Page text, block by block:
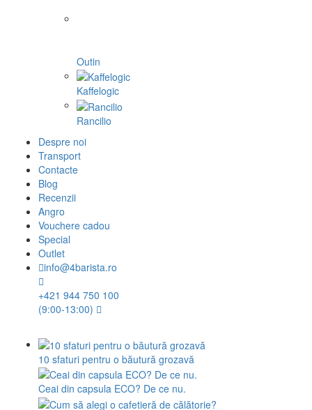
Outin
Kaffelogic
Rancilio
Despre noi
Transport
Contacte
Blog
Recenzii
Angro
Vouchere cadou
Special
Outlet
info@4barista.ro
+421 944 750 100
(9:00-13:00)
10 sfaturi pentru o băutură grozavă
Ceai din capsula ECO? De ce nu.